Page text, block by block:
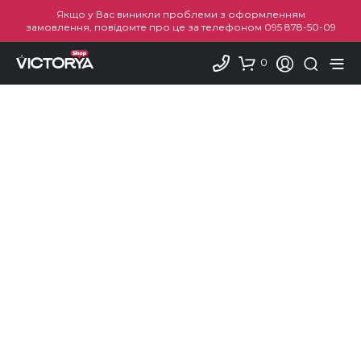
Якщо у Вас виникли проблеми з оформленням
замовлення, повідомте про це за телефоном 095 878-50-09
0